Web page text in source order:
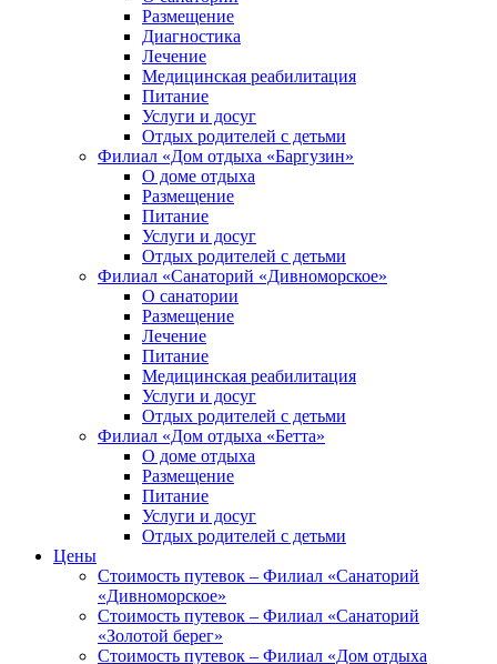
Размещение
Диагностика
Лечение
Медицинская реабилитация
Питание
Услуги и досуг
Отдых родителей с детьми
Филиал «Дом отдыха «Баргузин»
О доме отдыха
Размещение
Питание
Услуги и досуг
Отдых родителей с детьми
Филиал «Санаторий «Дивноморское»
О санатории
Размещение
Лечение
Питание
Медицинская реабилитация
Услуги и досуг
Отдых родителей с детьми
Филиал «Дом отдыха «Бетта»
О доме отдыха
Размещение
Питание
Услуги и досуг
Отдых родителей с детьми
Цены
Стоимость путевок – Филиал «Санаторий
«Дивноморское»
Стоимость путевок – Филиал «Санаторий
«Золотой берег»
Стоимость путевок – Филиал «Дом отдыха